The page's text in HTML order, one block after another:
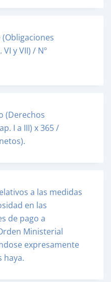
y VII) / Nº
(Derechos
I a III) x 365 /
a las medidas
en las
de pago a
Ministerial
expresamente
haya.